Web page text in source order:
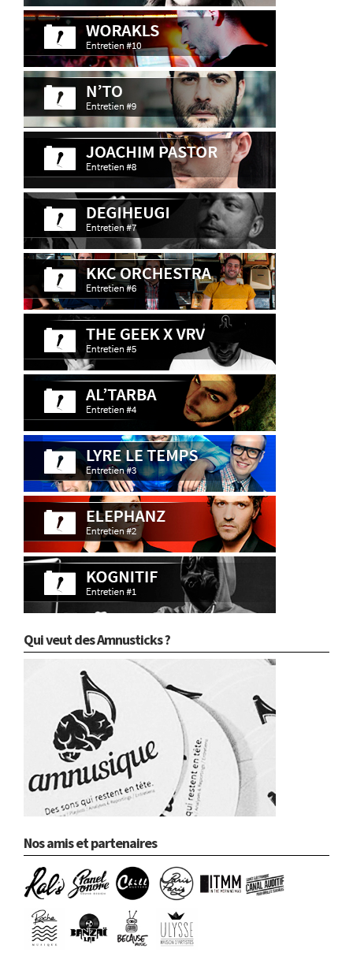
Qui veut des Amnusticks ?
Nos amis et partenaires